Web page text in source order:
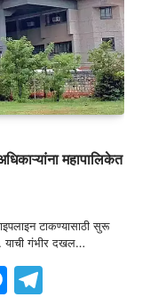
महापालिकेत
टाकण्यासाठी सुरू
याची गंभीर दखल…